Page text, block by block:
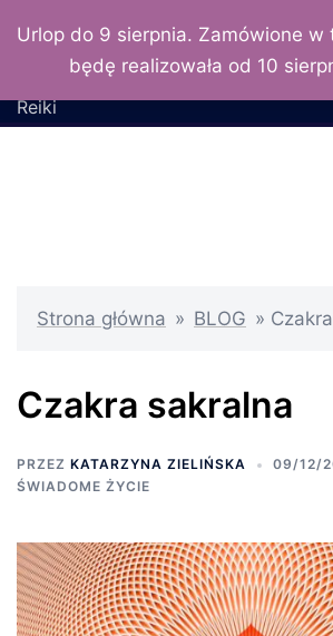
Urlop do 9 sierpnia. Zamówione w
będę realizowała od 10
doKatarzyna Zielińska –
wróżka, numerolog, Mistrz
Reiki
Strona główna » BLOG »
Czakra sakralna
PRZEZ KATARZYNA ZIELIŃSKA
09/12/
ŚWIADOME ŻYCIE